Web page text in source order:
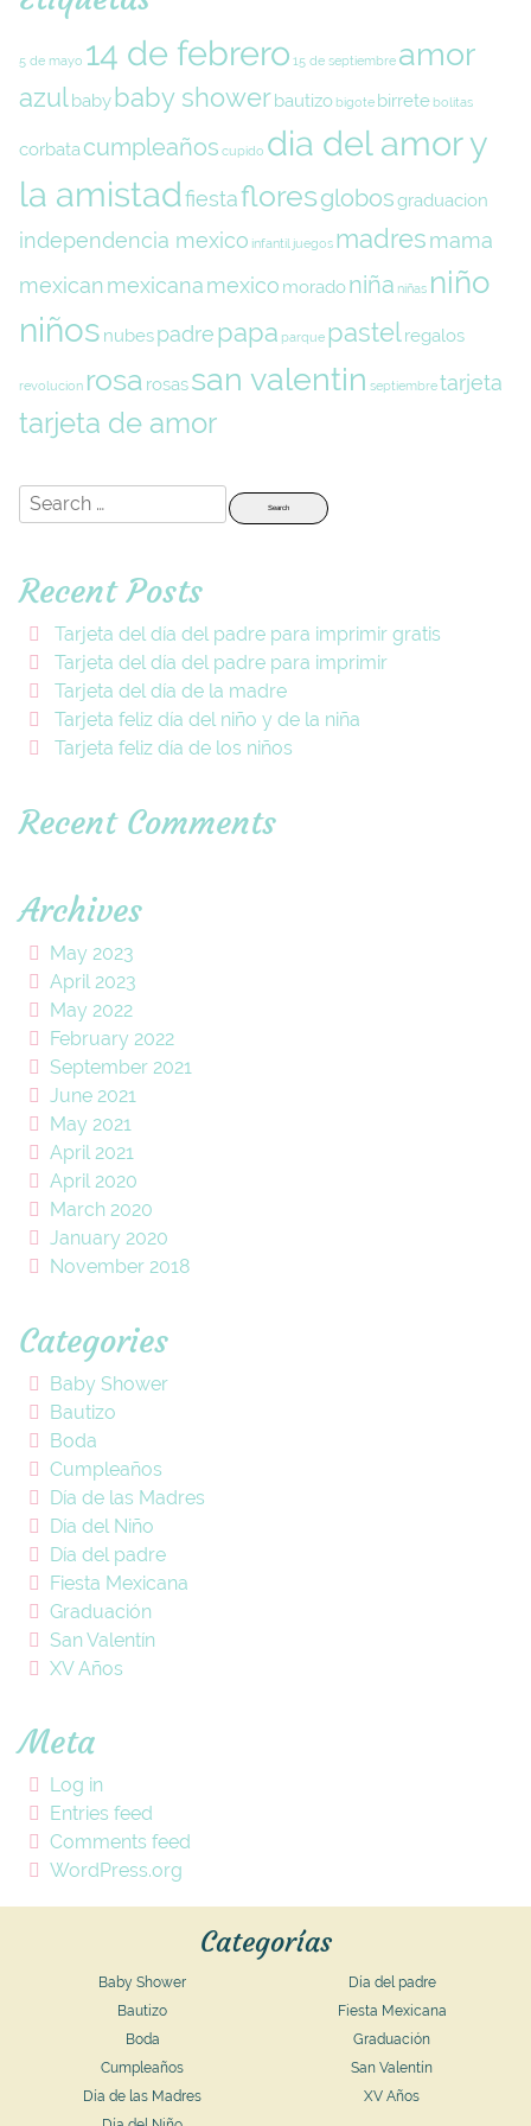
5 de mayo 14 de febrero 15 de septiembre amor
azulbabybaby showerbautizo bigote birrete bolitas
corbatacumpleaños cupido dia del amor y
la amistadfiestafloresglobosgraduacion
independencia mexico infantil juegos madresmama
mexicanmexicanamexico moradoniña niñas niño
niños nubespadrepapa parque pastelregalos
revolucion rosa rosassan valentin septiembretarjeta
tarjeta de amor
Search
for:
Recent Posts
Tarjeta del día del padre para imprimir gratis
Tarjeta del día del padre para imprimir
Tarjeta del día de la madre
Tarjeta feliz día del niño y de la niña
Tarjeta feliz día de los niños
Recent Comments
Archives
May 2023
April 2023
May 2022
February 2022
September 2021
June 2021
May 2021
April 2021
April 2020
March 2020
January 2020
November 2018
Categories
Baby Shower
Bautizo
Boda
Cumpleaños
Día de las Madres
Día del Niño
Día del padre
Fiesta Mexicana
Graduación
San Valentín
XV Años
Meta
Log in
Entries feed
Comments feed
WordPress.org
Categorías
Baby Shower
Bautizo
Boda
Cumpleaños
Día de las Madres
Día del padre
Fiesta Mexicana
Graduación
San Valentín
XV Años